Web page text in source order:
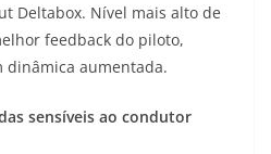
Deltabox. Nível mais alto de
feedback do piloto,
dinâmica aumentada.
sensíveis ao condutor